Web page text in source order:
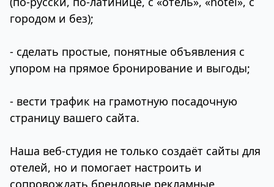
городом и без);
- сделать простые, понятные объявления с
упором на прямое бронирование и выгоды;
- вести трафик на грамотную посадочную
страницу вашего сайта.
Наша веб‑студия не только создаёт сайты для
отелей, но и помогает настроить и
сопровождать брендовые рекламные